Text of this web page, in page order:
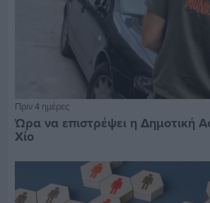
Πριν 4 ημέρες
Ώρα να επιστρέψει η Δημοτική
Χίο